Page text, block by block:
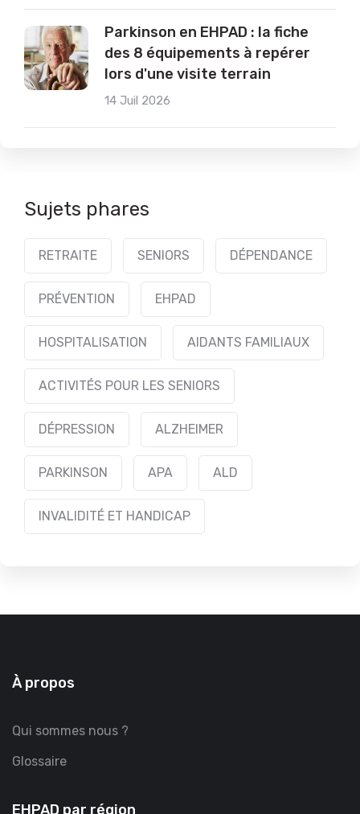
Parkinson en EHPAD : la fiche
des 8 équipements à repérer
lors d'une visite terrain
14 Juil 2026
Sujets phares
RETRAITE SENIORS DÉPENDANCE
PRÉVENTION EHPAD
HOSPITALISATION AIDANTS FAMILIAUX
ACTIVITÉS POUR LES SENIORS
DÉPRESSION ALZHEIMER
PARKINSON APA ALD
INVALIDITÉ ET HANDICAP
À propos
Qui sommes nous ?
Glossaire
EHPAD par région